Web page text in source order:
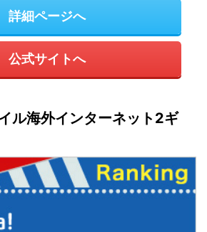
詳細ページへ
公式サイトへ
ル海外インターネット2ギ